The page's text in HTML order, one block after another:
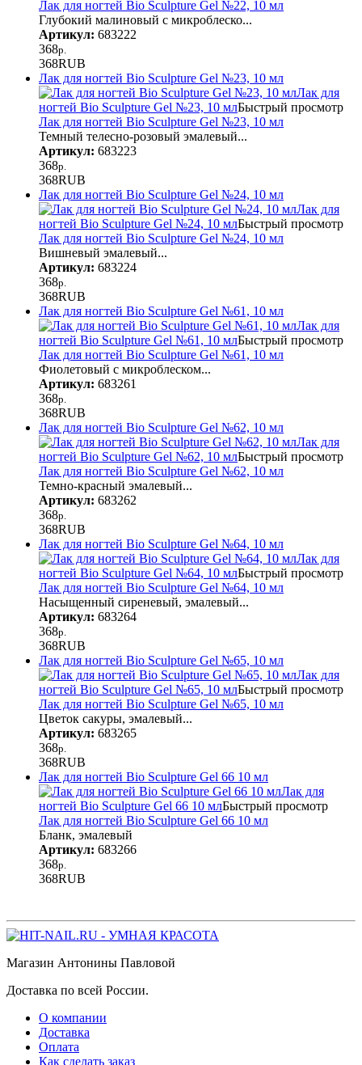
Лак для ногтей Bio Sculpture Gel №22, 10 мл
Глубокий малиновый с микроблеско...
Артикул: 683222
368р.
368RUB
Лак для ногтей Bio Sculpture Gel №23, 10 мл
Лак для
ногтей Bio Sculpture Gel №23, 10 млБыстрый просмотр
Лак для ногтей Bio Sculpture Gel №23, 10 мл
Темный телесно-розовый эмалевый...
Артикул: 683223
368р.
368RUB
Лак для ногтей Bio Sculpture Gel №24, 10 мл
Лак для
ногтей Bio Sculpture Gel №24, 10 млБыстрый просмотр
Лак для ногтей Bio Sculpture Gel №24, 10 мл
Вишневый эмалевый...
Артикул: 683224
368р.
368RUB
Лак для ногтей Bio Sculpture Gel №61, 10 мл
Лак для
ногтей Bio Sculpture Gel №61, 10 млБыстрый просмотр
Лак для ногтей Bio Sculpture Gel №61, 10 мл
Фиолетовый с микроблеском...
Артикул: 683261
368р.
368RUB
Лак для ногтей Bio Sculpture Gel №62, 10 мл
Лак для
ногтей Bio Sculpture Gel №62, 10 млБыстрый просмотр
Лак для ногтей Bio Sculpture Gel №62, 10 мл
Темно-красный эмалевый...
Артикул: 683262
368р.
368RUB
Лак для ногтей Bio Sculpture Gel №64, 10 мл
Лак для
ногтей Bio Sculpture Gel №64, 10 млБыстрый просмотр
Лак для ногтей Bio Sculpture Gel №64, 10 мл
Насыщенный сиреневый, эмалевый...
Артикул: 683264
368р.
368RUB
Лак для ногтей Bio Sculpture Gel №65, 10 мл
Лак для
ногтей Bio Sculpture Gel №65, 10 млБыстрый просмотр
Лак для ногтей Bio Sculpture Gel №65, 10 мл
Цветок сакуры, эмалевый...
Артикул: 683265
368р.
368RUB
Лак для ногтей Bio Sculpture Gel 66 10 мл
Лак для
ногтей Bio Sculpture Gel 66 10 млБыстрый просмотр
Лак для ногтей Bio Sculpture Gel 66 10 мл
Бланк, эмалевый
Артикул: 683266
368р.
368RUB
Магазин Антонины Павловой
Доставка по всей России.
О компании
Доставка
Оплата
Как сделать заказ